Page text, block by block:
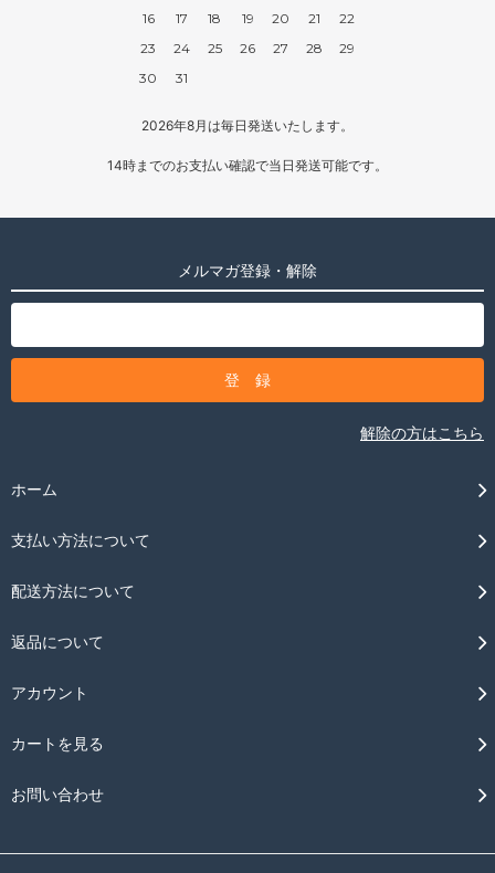
16
17 18 19 20 21
22
23
24 25 26 27 28
29
30
31
2026年8月は毎日発送いたします。
14時までのお支払い確認で当日発送可能です。
メルマガ登録・解除
解除の方はこちら
ホーム
支払い方法について
配送方法について
返品について
アカウント
カートを見る
お問い合わせ